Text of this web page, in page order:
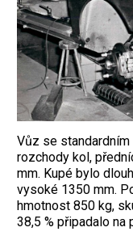
Vůz se
rozchody kol,
mm. Kupé bylo
vysoké 1350 mm.
hmotnost 850 kg,
38,5 % připadalo na